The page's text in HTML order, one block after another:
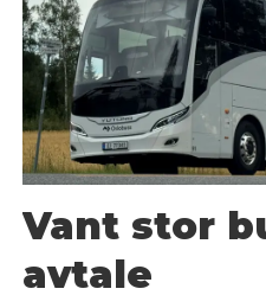
Vant stor
avtale